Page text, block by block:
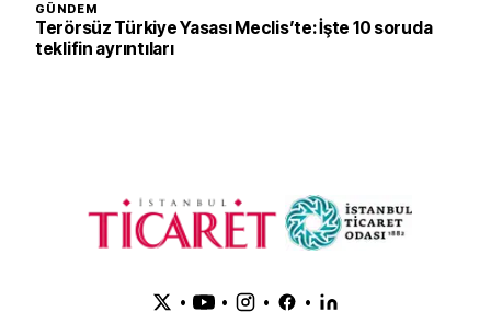
GÜNDEM
Terörsüz Türkiye Yasası Meclis’te: İşte 10 soruda
teklifin ayrıntıları
• • • •